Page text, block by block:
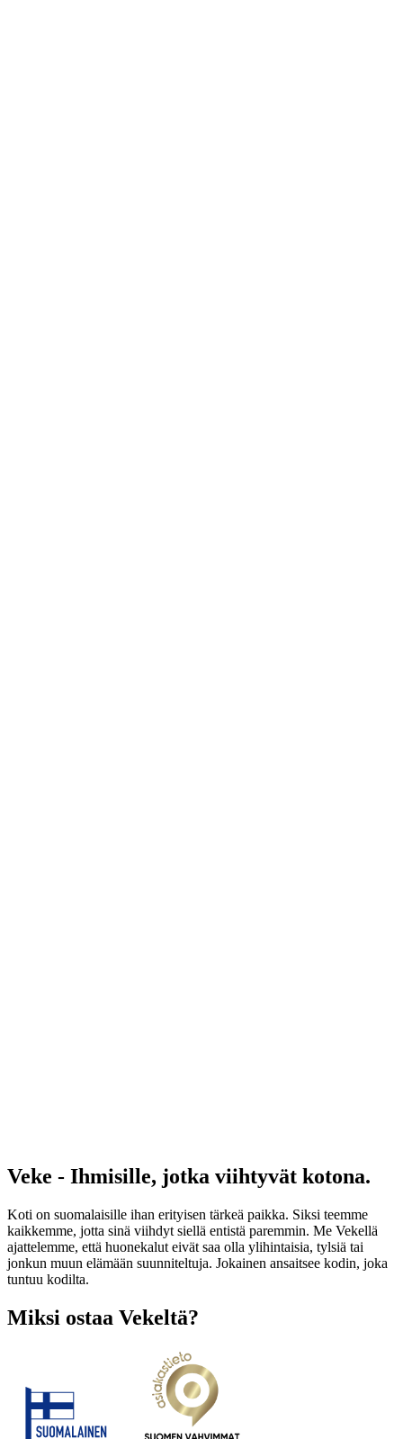
Veke - Ihmisille, jotka viihtyvät kotona.
Koti on suomalaisille ihan erityisen tärkeä paikka. Siksi teemme
kaikkemme, jotta sinä viihdyt siellä entistä paremmin. Me Vekellä
ajattelemme, että huonekalut eivät saa olla ylihintaisia, tylsiä tai
jonkun muun elämään suunniteltuja. Jokainen ansaitsee kodin, joka
tuntuu kodilta.
Miksi ostaa Vekeltä?